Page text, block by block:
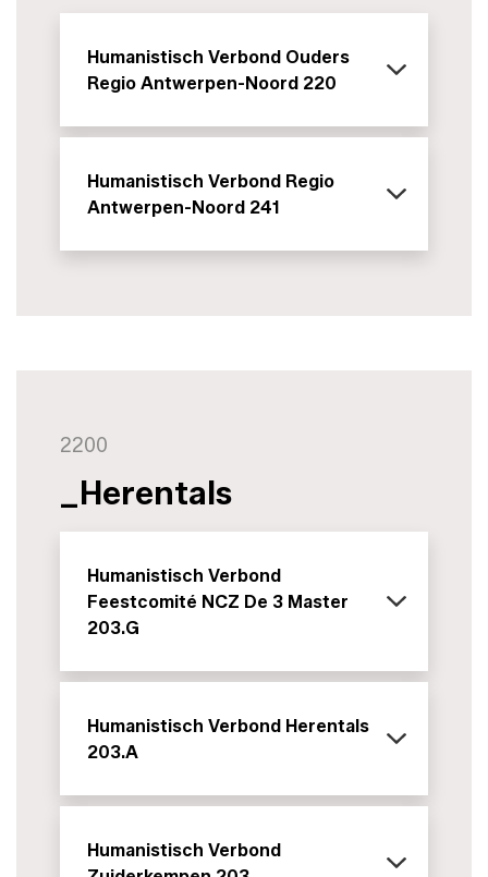
Humanistisch Verbond Ouders
Regio Antwerpen-Noord 220
Humanistisch Verbond Regio
Antwerpen-Noord 241
2200
_Herentals
Humanistisch Verbond
Feestcomité NCZ De 3 Master
203.G
Humanistisch Verbond Herentals
203.A
Humanistisch Verbond